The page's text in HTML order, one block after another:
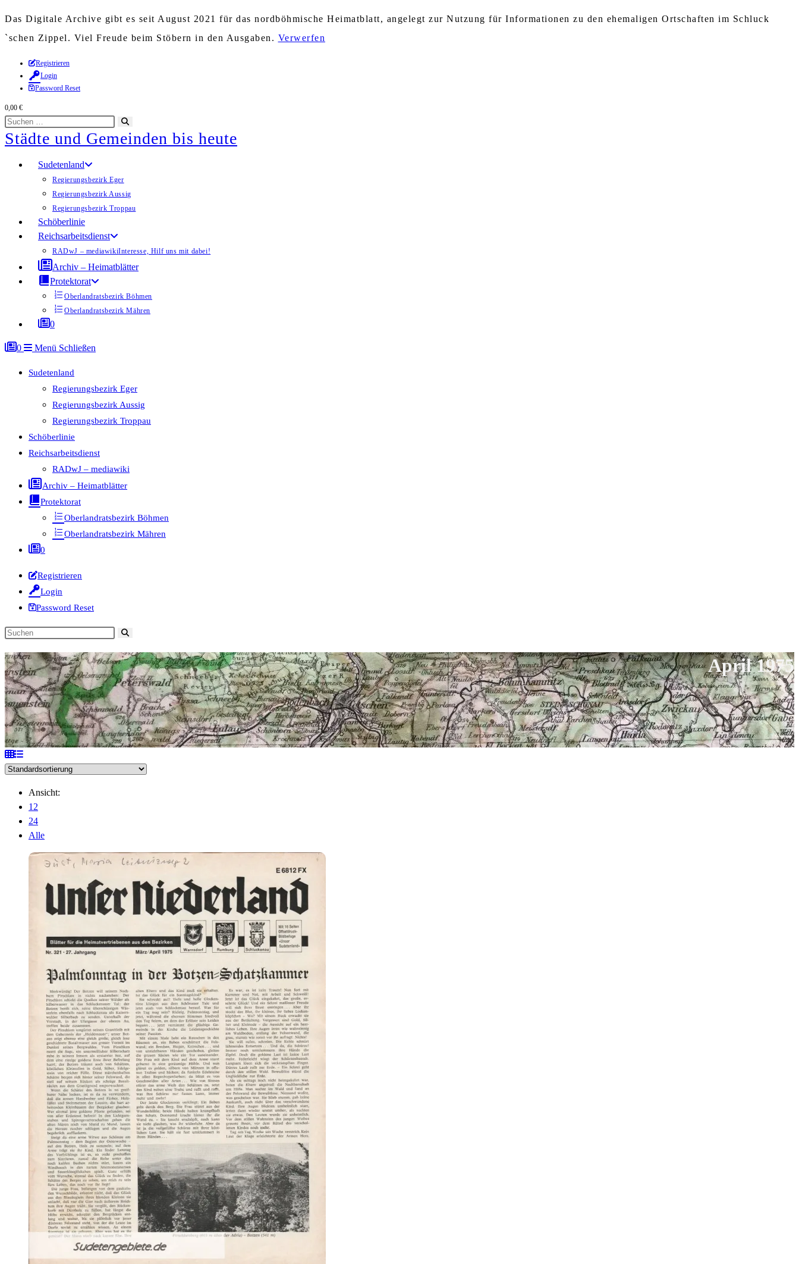
Das Digitale Archive gibt es seit August 2021 für das nordböhmische Heimatblatt, angelegt zur Nutzung für Informationen zu den ehemaligen Ortschaften im Schluck
`schen Zippel. Viel Freude beim Stöbern in den Ausgaben. Verwerfen
Zum
Inhalt
springen
Registrieren
Login
Password Reset
0,00 €
Diese
Website
durchsuchen
starten
Städte und Gemeinden bis heute
Sudetenland
Regierungsbezirk Eger
Regierungsbezirk Aussig
Regierungsbezirk Troppau
Schöberlinie
Reichsarbeitsdienst
RADwJ – mediawikiInteresse, Hilf uns mit dabei!
Archiv – Heimatblätter
Protektorat
Oberlandratsbezirk Böhmen
Oberlandratsbezirk Mähren
0
0 Menü Schließen
Sudetenland
Regierungsbezirk Eger
Regierungsbezirk Aussig
Regierungsbezirk Troppau
Schöberlinie
Reichsarbeitsdienst
RADwJ – mediawiki
Archiv – Heimatblätter
Protektorat
Oberlandratsbezirk Böhmen
Oberlandratsbezirk Mähren
0
Registrieren
Login
Password Reset
Diese
durchsuchen
April 1975
Ansicht:
12
24
Alle